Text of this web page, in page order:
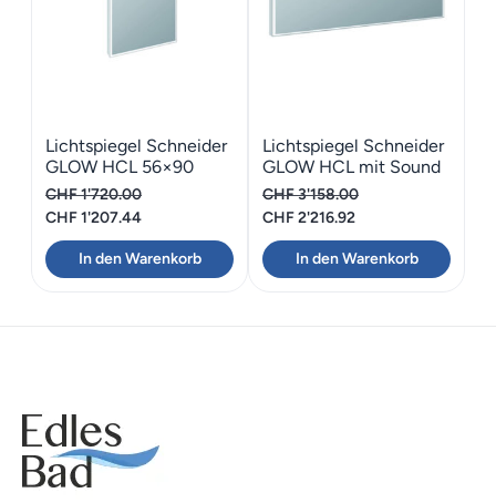
Lichtspiegel Schneider
GLOW HCL 56×90
CHF1'720.00
Ursprünglicher
Preis
war:
CHF1'207.44Aktueller
Preis
ist:
In den Warenkorb
Lichtspiegel Schneider
GLOW HCL mit Sound
160
CHF3'158.00
Ursprünglicher
Preis
war:
CHF2'216.92Aktueller
Preis
ist:
In den Warenkorb